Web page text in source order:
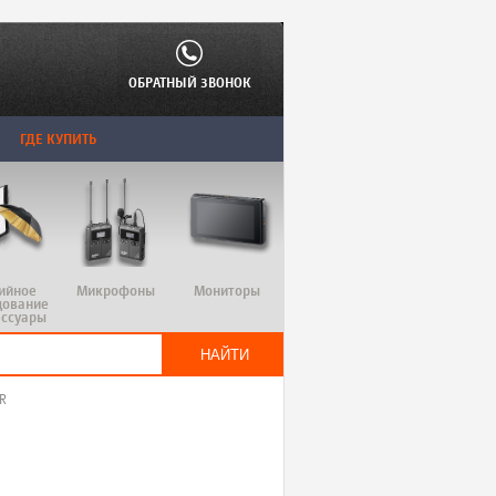
ОБРАТНЫЙ ЗВОНОК
ГДЕ КУПИТЬ
Микрофоны Мониторы